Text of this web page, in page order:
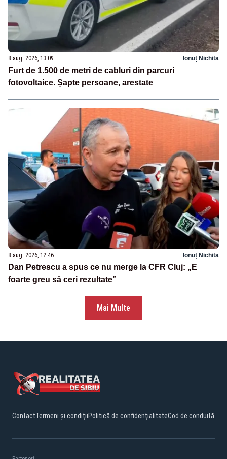
8 aug. 2026, 13:09 Ionuț Nichita
Furt de 1.500 de metri de cabluri din parcuri
fotovoltaice. Șapte persoane, arestate
8 aug. 2026, 12:46 Ionuț Nichita
Dan Petrescu a spus ce nu merge la CFR Cluj: „E
foarte greu să ceri rezultate”
Mai Multe
ContactTermeni și condițiiPolitică de confidențialitateCod de conduită